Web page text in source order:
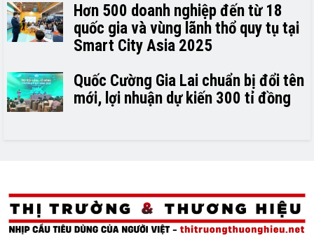
Hơn 500 doanh nghiệp đến từ 18
quốc gia và vùng lãnh thổ quy tụ tại
Smart City Asia 2025
Quốc Cường Gia Lai chuẩn bị đổi tên
mới, lợi nhuận dự kiến 300 tỉ đồng